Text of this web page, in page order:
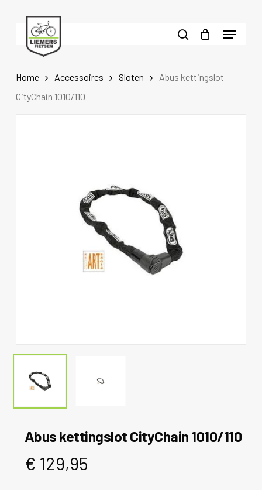
Menu
Home Accessoires Sloten
Abus kettingslot
CityChain 1010/110
Abus kettingslot CityChain 1010/110
€ 129,95